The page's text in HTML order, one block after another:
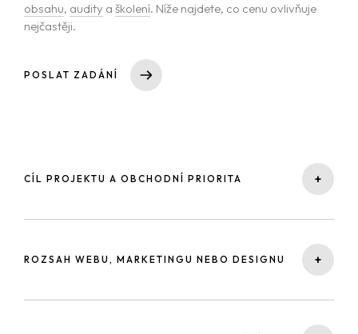
obsahu, audity a školení. Níže najdete, co cenu ovlivňuje
nejčastěji.
POSLAT ZADÁNÍ
CÍL PROJEKTU A OBCHODNÍ PRIORITA +
reprezentovat značku, a jiný u webu nebo kampaně, která
má dlouhodobě přivádět poptávky. Nacenění vždy
ROZSAH WEBU, MARKETINGU NEBO DESIGNU +